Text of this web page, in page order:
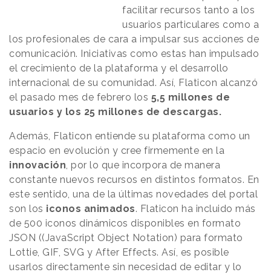
facilitar recursos tanto a los
usuarios particulares como a
los profesionales de cara a impulsar sus acciones de
comunicación. Iniciativas como estas han impulsado
el crecimiento de la plataforma y el desarrollo
internacional de su comunidad. Así, Flaticon alcanzó
el pasado mes de febrero los 5,5 millones de
usuarios y los 25 millones de descargas.
Además, Flaticon entiende su plataforma como un
espacio en evolución y cree firmemente en la
innovación, por lo que incorpora de manera
constante nuevos recursos en distintos formatos. En
este sentido, una de la últimas novedades del portal
son los iconos animados. Flaticon ha incluido más
de 500 iconos dinámicos disponibles en formato
JSON ((JavaScript Object Notation) para formato
Lottie, GIF, SVG y After Effects. Así, es posible
usarlos directamente sin necesidad de editar y lo